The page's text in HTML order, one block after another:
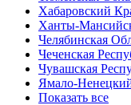
Хабаровский
Ханты-
Челябинская
Чеченская
Чувашская
Ямало-
Показать все